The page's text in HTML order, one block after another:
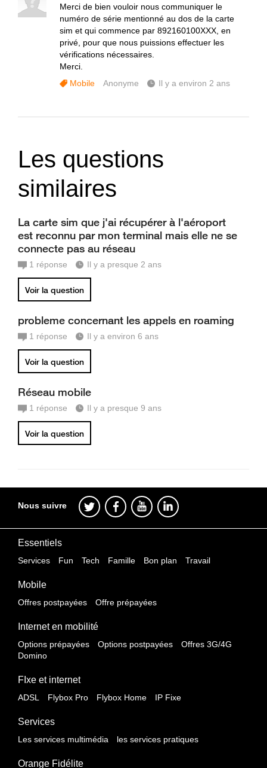
Merci de bien vouloir nous communiquer le
numéro de série mentionné au dos de la carte
sim et qui commence par 892160100XXX, en
privé, pour que nous puissions effectuer les
vérifications nécessaires.
Merci.
Mobile
Anonyme Il y a environ 2 ans
Les questions
similaires
La carte sim que j'ai récupérer à l'aéroport
est reconnu par mon terminal mais elle ne se
connecte pas au réseau
1 réponse Il y a presque 2 ans
Voir la question
probleme concernant les appels en roaming
1 réponse Il y a environ 6 ans
Voir la question
Réseau mobile
1 réponse Il y a presque 9 ans
Voir la question
Nous suivre
Essentiels
Services Fun Tech Famille Bon plan Travail
Mobile
Offres postpayées Offre prépayées
Internet en mobilité
Options prépayées Options postpayées
Offres 3G/4G
Domino
FIxe et internet
ADSL Flybox Pro Flybox Home IP Fixe
Services
Les services multimédia les services pratiques
Orange Fidélite